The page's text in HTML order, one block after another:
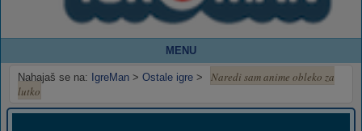
MENU
Nahajaš se na: IgreMan > Ostale igre >
Naredi sam anime obleko za
lutko